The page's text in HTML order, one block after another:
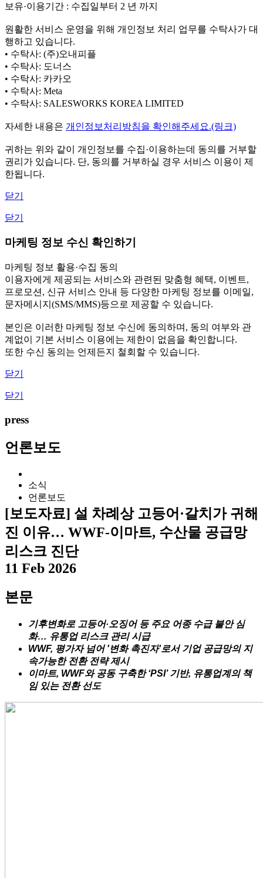
보유·이용기간 : 수집일부터 2 년 까지
원활한 서비스 운영을 위해 개인정보 처리 업무를 수탁사가 대
행하고 있습니다.
• 수탁사: (주)오내피플
• 수탁사: 도너스
• 수탁사: 카카오
• 수탁사: Meta
• 수탁사: SALESWORKS KOREA LIMITED
자세한 내용은 개인정보처리방침을 확인해주세요.(링크)
귀하는 위와 같이 개인정보를 수집·이용하는데 동의를 거부할
권리가 있습니다. 단, 동의를 거부하실 경우 서비스 이용이 제
한됩니다.
닫기
닫기
마케팅 정보 수신 확인하기
마케팅 정보 활용·수집 동의
이용자에게 제공되는 서비스와 관련된 맞춤형 혜택, 이벤트,
프로모션, 신규 서비스 안내 등 다양한 마케팅 정보를 이메일,
문자메시지(SMS/MMS)등으로 제공할 수 있습니다.
본인은 이러한 마케팅 정보 수신에 동의하며, 동의 여부와 관
계없이 기본 서비스 이용에는 제한이 없음을 확인합니다.
또한 수신 동의는 언제든지 철회할 수 있습니다.
닫기
닫기
press
언론보도
소식
언론보도
[보도자료] 설 차례상 고등어·갈치가 귀해
진 이유… WWF-이마트, 수산물 공급망
리스크 진단
11 Feb 2026
본문
기후변화로 고등어·오징어 등 주요 어종 수급 불안 심
화… 유통업 리스크 관리 시급
WWF, 평가자 넘어 '변화 촉진자'로서 기업 공급망의 지
속가능한 전환 전략 제시
이마트, WWF와 공동 구축한 ‘PSI’ 기반, 유통업계의 책
임 있는 전환 선도